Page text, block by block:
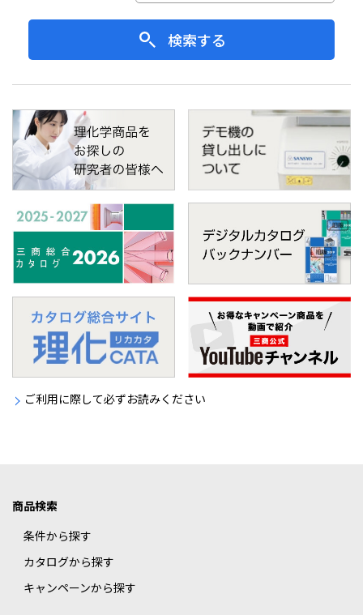
検索する
ご利用に際して必ずお読みください
商品検索
条件から探す
カタログから探す
キャンペーンから探す